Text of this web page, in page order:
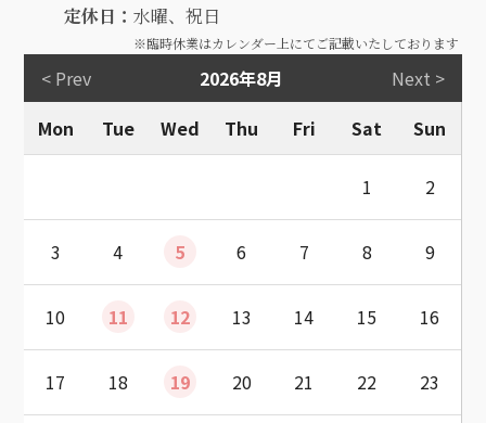
定休日：水曜、祝日
※臨時休業はカレンダー上にてご記載いたしております
< Prev 2026年8月
Next >
Mon
Tue Wed Thu Fri Sat Sun
1 2
3 4 5 6 7 8 9
10 11 12 13 14 15 16
17 18 19 20 21 22 23